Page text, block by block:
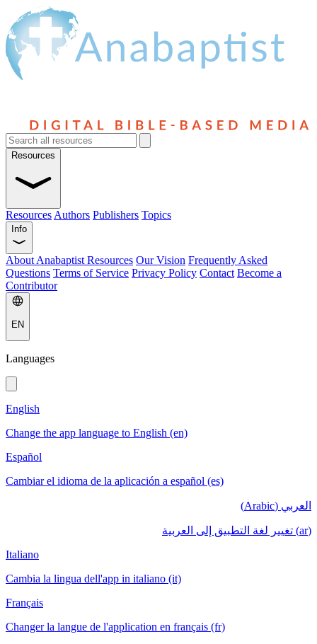
Resources
Resources Authors Publishers Topics
Info
About Anabaptist Resources Our Vision Frequently Asked
Questions Terms of Service Privacy Policy Contact Become a
Contributor
EN
Languages
English
Change the app language to English (en)
Español
Cambiar el idioma de la aplicación a español (es)
العربي (Arabic)
(ar) تغيير لغة التطبيق إلى العربية
Italiano
Cambia la lingua dell'app in italiano (it)
Français
Changer la langue de l'application en français (fr)